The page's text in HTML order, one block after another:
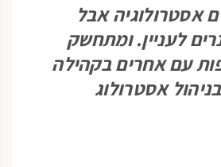
אסטרולוגיה אבל
לעניין. ומתחשק
עם אחרים בקהילה
אסטרולוג